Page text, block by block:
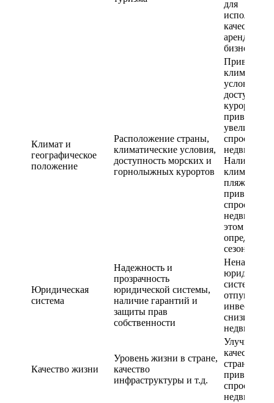
для
качестве
арендного
бизнеса
Климат и
географическое
положение
Расположение страны,
климатические условия,
доступность морских и
горнолыжных курортов
условия и
курортов
привести к
спроса на
Наличие
климата и
пляжей
привести к
спроса на
этом
сезоне
Юридическая
система
Надежность и
прозрачность
юридической системы,
наличие гарантий и
защиты прав
собственности
система
отпугнуть
снизить
Качество жизни
Уровень жизни в стране,
качество
инфраструктуры и т.д.
Улучшение
качества
стране
привести к
спроса на